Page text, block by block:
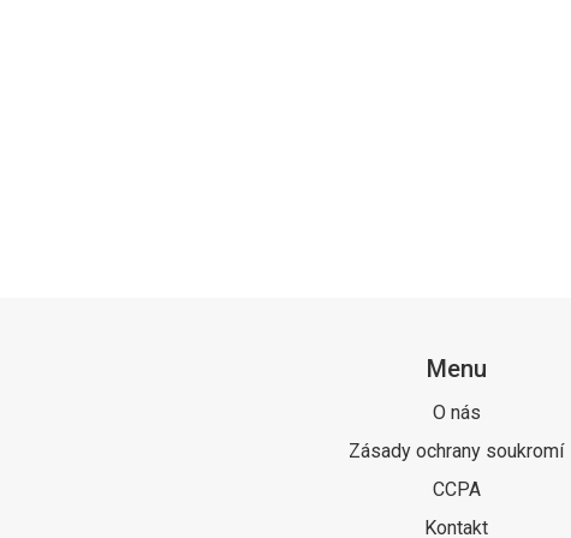
Menu
O nás
Zásady ochrany soukromí
CCPA
Kontakt